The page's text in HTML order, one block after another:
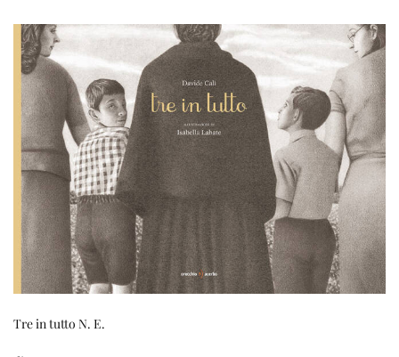
Tre in tutto N. E.